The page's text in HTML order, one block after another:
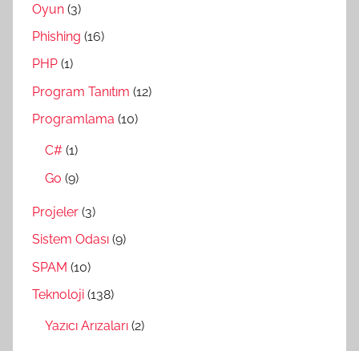
Oyun (3)
Phishing (16)
PHP (1)
Program Tanıtım (12)
Programlama (10)
C# (1)
Go (9)
Projeler (3)
Sistem Odası (9)
SPAM (10)
Teknoloji (138)
Yazıcı Arızaları (2)